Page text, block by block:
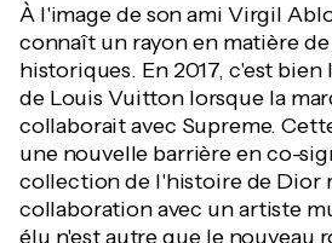
À l'image de son ami Virgil
connaît un rayon en matière
historiques. En 2017, c'est
de Louis Vuitton lorsque la
collaborait avec Supreme.
une nouvelle barrière en co-
collection de l'histoire de Dior
collaboration avec un artiste
élu n'est autre que le nouveau